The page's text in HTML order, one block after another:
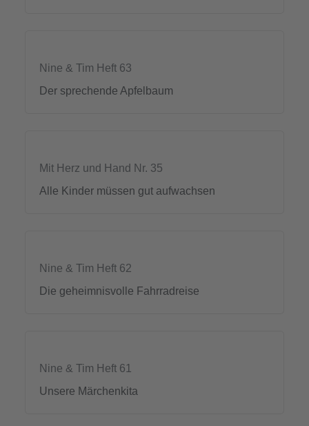
Nine & Tim Heft 63
Der sprechende Apfelbaum
Mit Herz und Hand Nr. 35
Alle Kinder müssen gut aufwachsen
Nine & Tim Heft 62
Die geheimnisvolle Fahrradreise
Nine & Tim Heft 61
Unsere Märchenkita